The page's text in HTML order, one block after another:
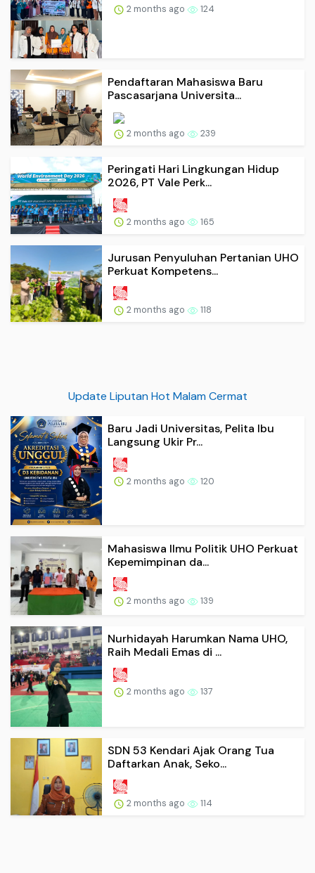
2 months ago 124
Pendaftaran Mahasiswa Baru
Pascasarjana Universita...
2 months ago 239
Peringati Hari Lingkungan Hidup
2026, PT Vale Perk...
2 months ago 165
Jurusan Penyuluhan Pertanian UHO
Perkuat Kompetens...
2 months ago 118
Update Liputan Hot Malam Cermat
Baru Jadi Universitas, Pelita Ibu
Langsung Ukir Pr...
2 months ago 120
Mahasiswa Ilmu Politik UHO Perkuat
Kepemimpinan da...
2 months ago 139
Nurhidayah Harumkan Nama UHO,
Raih Medali Emas di ...
2 months ago 137
SDN 53 Kendari Ajak Orang Tua
Daftarkan Anak, Seko...
2 months ago 114